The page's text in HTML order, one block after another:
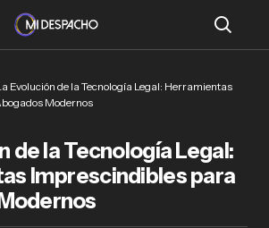
para Abogados
Evolución de la Tecnología Legal: Herramientas
Modernos
de la Tecnología Legal:
Imprescindibles para